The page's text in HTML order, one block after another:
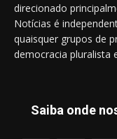
direcionado
Notícias é
quaisquer grupos de
democracia pluralista
Saiba onde